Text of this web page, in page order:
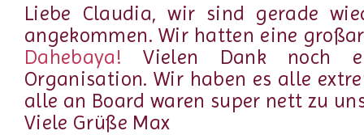
Liebe Claudia, wir sind gerade
angekommen. Wir hatten eine
Dahebaya! Vielen Dank noch
Organisation. Wir haben es alle
alle an Board waren super nett zu
Viele Grüße Max